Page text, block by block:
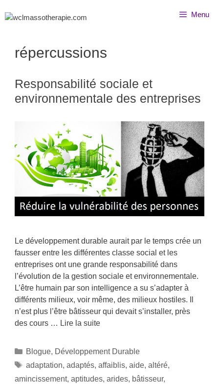
Menu
répercussions
Responsabilité sociale et
environnementale des entreprises
Le développement durable aurait par le temps crée un
fausser entre les différentes classe social et les
entreprises ont une grande responsabilité dans
l’évolution de la gestion sociale et environnementale.
L’être humain par son intelligence a su s’adapter à
différents milieux, voir même, des milieux hostiles. Il
n’est plus l’être bâtisseur qui devait s’installer, près
des cours … Lire la suite
Blogue, Développement Durable
adaptation, adaptés, affaiblis, aide, altéré,
amincissement, aptitudes, arides, bâtisseur,